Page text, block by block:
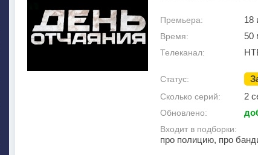
Премьера: 18
Время: 50
Телеканал:
Статус:
Сколько серий: 2
Обновлено:
Входит в подборки:
про полицию, про